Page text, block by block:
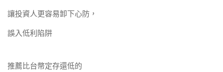
讓投資人更容易卸下心防，
誤入低利陷阱
推薦比台幣定存還低的